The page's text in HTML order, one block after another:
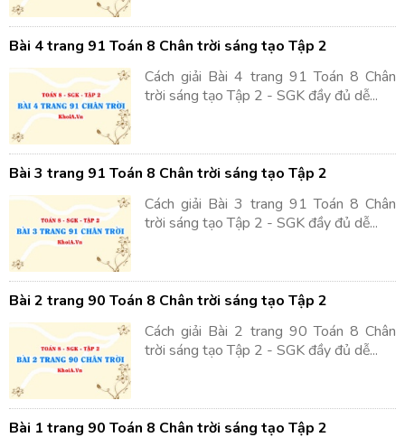
Bài 4 trang 91 Toán 8 Chân trời sáng tạo Tập 2
Cách giải Bài 4 trang 91 Toán 8 Chân
trời sáng tạo Tập 2 - SGK đầy đủ dễ...
Bài 3 trang 91 Toán 8 Chân trời sáng tạo Tập 2
Cách giải Bài 3 trang 91 Toán 8 Chân
trời sáng tạo Tập 2 - SGK đầy đủ dễ...
Bài 2 trang 90 Toán 8 Chân trời sáng tạo Tập 2
Cách giải Bài 2 trang 90 Toán 8 Chân
trời sáng tạo Tập 2 - SGK đầy đủ dễ...
Bài 1 trang 90 Toán 8 Chân trời sáng tạo Tập 2